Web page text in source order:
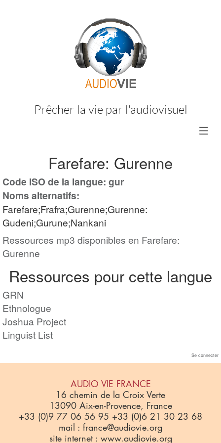
Prêcher la vie par l'audiovisuel
Farefare: Gurenne
Code ISO de la langue: gur
Noms alternatifs:
Farefare;Frafra;Gurenne;Gurenne:
Gudeni;Gurune;Nankani
Ressources mp3 disponibles en Farefare:
Gurenne
Ressources pour cette langue
GRN
Ethnologue
Joshua Project
Linguist List
Se connecter
AUDIO VIE FRANCE
16 chemin de la Croix Verte
13090 Aix-en-Provence, France
+33 (0)9 77 06 56 95 +33 (0)6 21 30 23 68
mail : france@audiovie.org
site internet : www.audiovie.org